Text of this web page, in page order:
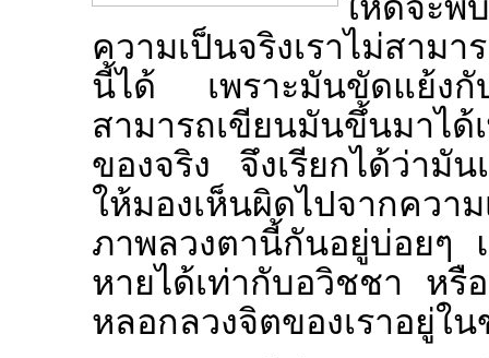
ความเป็นจริงเราไม่สาม
นี้ได้ เพราะมันขัดแย้งกั
สามารถเขียนมันขึ้นมาไ
ของจริง จึงเรียกได้ว่ามั
ให้มองเห็นผิดไปจากคว
ภาพลวงตานี้กันอยู่บ่อยๆ
หายได้เท่ากับอวิชชา หรื
หลอกลวงจิตของเราอยู่ใ